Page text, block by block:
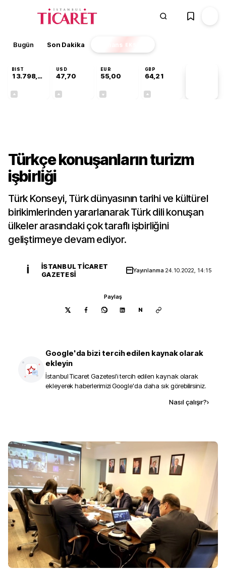
Bugün Son Dakika Finans EKSTRA
BIST
13.798,82
USD
47,70
EUR
55,00
GBP
64,21
Türkçe konuşanların turizm
işbirliği
Türk Konseyi, Türk dünyasının tarihi ve kültürel
birikimlerinden yararlanarak Türk dili konuşan
ülkeler arasındaki çok taraflı işbirliğini
geliştirmeye devam ediyor.
İ
İSTANBUL TICARET
GAZETESI
Yayınlanma 24.10.2022, 14:15
Paylaş
N
Google'da bizi tercih edilen kaynak olarak
ekleyin
İstanbul Ticaret Gazetesi'i tercih edilen kaynak olarak
ekleyerek haberlerimizi Google'da daha sık görebilirsiniz.
Nasıl çalışır?›